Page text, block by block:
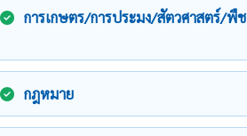
การเกษตร/การประมง/สัตวศาสตร์/พืช
กฎหมาย